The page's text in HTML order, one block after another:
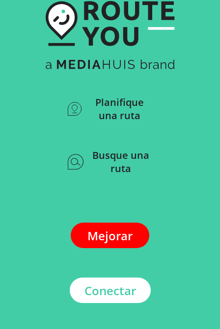
Planifique
una ruta
Busque una
ruta
Mejorar
Conectar